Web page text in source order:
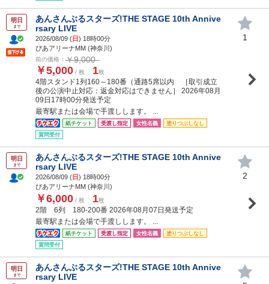
明日
まで
あんさんぶるスターズ!THE STAGE 10th Annive
rsary LIVE
2026/08/09 (日) 18時00分
ぴあアリーナMM (神奈川)
前の価格： ￥9,000
￥5,000 / 枚 1枚
4階スタンド1列160～180番（通路5席以内 ［取引成立
後の公演中止対応：返金対応はできません］ 2026年08月
09日17時00分発送予定
最寄駅または会場で手渡しします。 ...
紙チケット 受渡し指定 女性名義
塗りつぶしなし
質問受付
1
明日
まで
あんさんぶるスターズ!THE STAGE 10th Annive
rsary LIVE
2026/08/09 (日) 18時00分
ぴあアリーナMM (神奈川)
￥6,000 / 枚 1枚
2階 6列 180-200番 2026年08月07日発送予定
最寄駅または会場で手渡しします。 ...
紙チケット 受渡し指定 女性名義
塗りつぶしなし
質問受付
2
明日
まで
あんさんぶるスターズ!THE STAGE 10th Annive
rsary LIVE